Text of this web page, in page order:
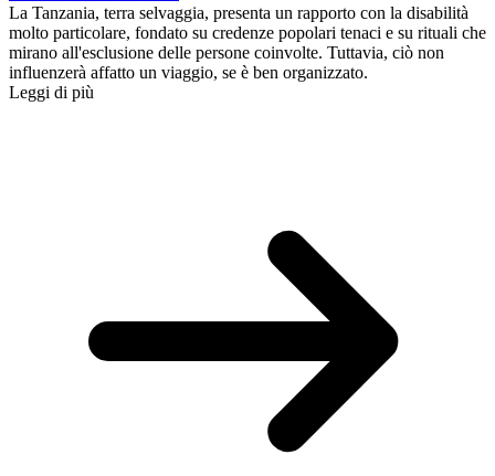
La Tanzania, terra selvaggia, presenta un rapporto con la disabilità
molto particolare, fondato su credenze popolari tenaci e su rituali che
mirano all'esclusione delle persone coinvolte. Tuttavia, ciò non
influenzerà affatto un viaggio, se è ben organizzato.
Leggi di più